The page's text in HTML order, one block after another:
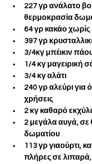
227 γρ ανάλατο
θερμοκρασία
64 γρ κακάο χωρίς
397 γρ
3/4κγ μπέικιν
1/4 κγ μαγειρική
3/4 κγ αλάτι
240 γρ αλεύρι για
χρήσεις
2 κγ καθαρό
2 μεγάλα αυγά, σε
δωματίου
113 γρ γιαούρτι,
πλήρες σε